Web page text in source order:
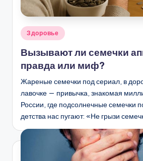
Опубликовано
Здоровье
Вызывают ли семечки
правда или миф?
Жареные семечки под сериал, в
лавочке — привычка, знакомая
России, где подсолнечные семечки
детства нас пугают: «Не грызи